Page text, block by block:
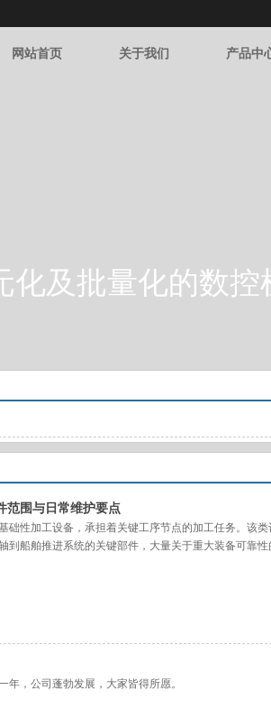
网站首页 关于我们 产品中
化及批量化的数控
范围与日常维护要点
础性加工设备，承担着关键工序节点的加工任务。该
到船舶推进系统的关键部件，大量关于重大装备可靠
，公司蓬勃发展，大家皆得所愿。